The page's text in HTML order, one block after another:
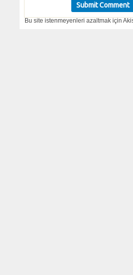
Bu site istenmeyenleri azaltmak için